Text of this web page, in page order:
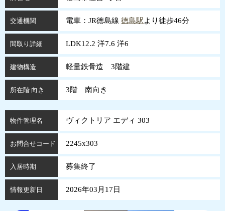
交通機関 電車：JR徳島線 徳島駅より徒歩46分
間取り詳細 LDK12.2 洋7.6 洋6
建物構造 軽量鉄骨造 3階建
所在階 向き 3階 南向き
物件管理名 ヴィクトリア エディ 303
お問合せコード 2245x303
入居時期 募集終了
情報更新日 2026年03月17日